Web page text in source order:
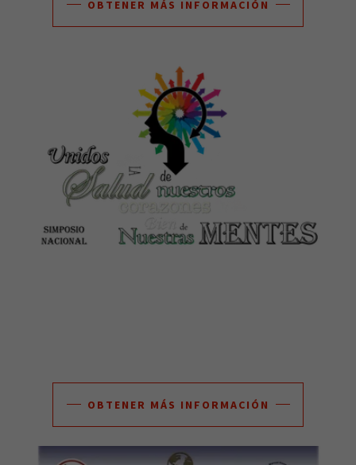
OBTENER MÁS INFORMACIÓN
OBTENER MÁS INFORMACIÓN